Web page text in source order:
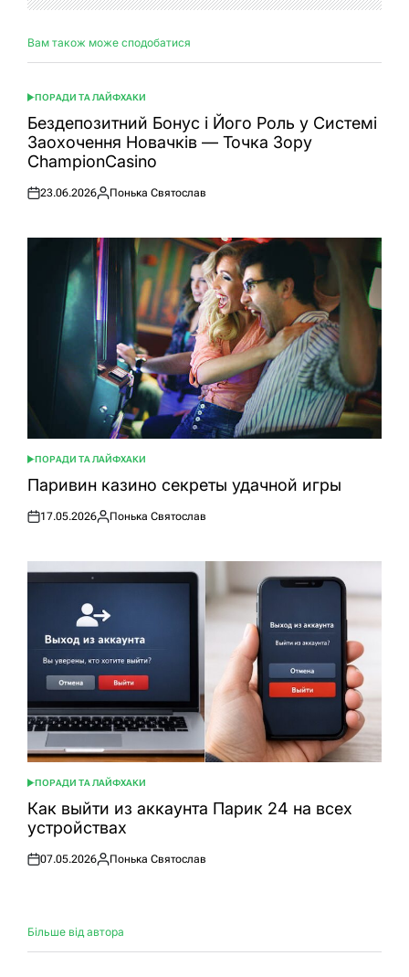
Вам також може сподобатися
ОПУБЛІКУВАТИ
У
ПОРАДИ ТА ЛАЙФХАКИ
Бездепозитний Бонус і Його Роль у Системі
Заохочення Новачків — Точка Зору
ChampionCasino
Оприлюднено
23.06.2026
Опубліковано
Понька Святослав
ОПУБЛІКУВАТИ
У
ПОРАДИ ТА ЛАЙФХАКИ
Паривин казино секреты удачной игры
Оприлюднено
17.05.2026
Опубліковано
Понька Святослав
ОПУБЛІКУВАТИ
У
ПОРАДИ ТА ЛАЙФХАКИ
Как выйти из аккаунта Парик 24 на всех
устройствах
Оприлюднено
07.05.2026
Опубліковано
Понька Святослав
Більше від автора